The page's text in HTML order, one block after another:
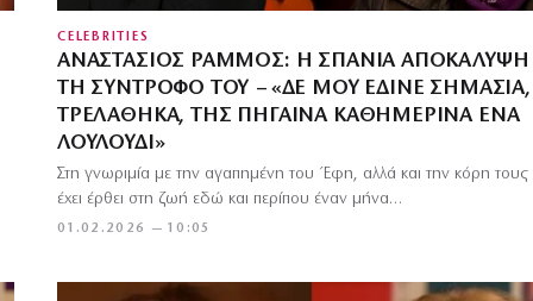
CELEBRITIES
ΑΝΑΣΤΆΣΙΟΣ ΡΆΜΜΟΣ: Η ΣΠΆΝΙΑ ΑΠΟΚΆΛΥΨΗ
ΤΗ ΣΎΝΤΡΟΦΌ ΤΟΥ – «ΔΕ ΜΟΥ ΈΔΙΝΕ ΣΗΜΑΣΊΑ,
ΤΡΕΛΆΘΗΚΑ, ΤΗΣ ΠΉΓΑΙΝΑ ΚΑΘΗΜΕΡΙΝΆ ΈΝΑ
ΛΟΥΛΟΎΔΙ»
01.02.2026 — 10:05
Στη γνωριμία με την αγαπημένη του Έφη, αλλά και την κόρη
έχει έρθει στη ζωή εδώ και περίπου έναν μήνα…